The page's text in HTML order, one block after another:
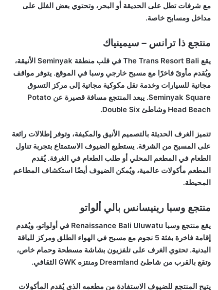
مع شرفات تطل على الحديقة أو البحر، وتحتوي بعض الفلل على
مداخل ومسابح خاصة.
منتجع ذا ترانس – سيمينياك
يقع The Trans Resort Bali في قلب منطقة Seminyak الأنيقة،
ويُقدم مأوىً فاخرًا مع مسبح خارجي وسبا في الموقع. يتوفر مواقف
مجانية للسيارات وخدمة نقل مكوكية مجانية إلى مركز التسوق
Seminyak Square. يبعد المنتجع مسافة قصيرة عن Potato
Head Beach وشاطئ Double Six.
تتميز الغرف الحديثة بالتصميم الأنيق والمكيفة، وتوفر إطلالات رائعة
على المسبح من الشرفة. يستطيع الضيوف الاستمتاع بتجربة تناول
الطعام في المطعم المحلي أو طلب الطعام في الغرفة. يُقدم
المطعم مأكولات عالمية، ويُمكن الضيوف أيضًا استكشاف المطاعم
المحيطة.
منتجع وسبا رينيسانس بالي ألواتو
يقع منتجع وسبا Renaissance Bali Uluwatu في أولواتو، ويُقدم
إقامة فاخرة بفئة 5 نجوم مع مسبح في الهواء الطلق ومركز للياقة
البدنية. تحتوي الغرف على تلفزيون بشاشة مسطحة وحمام خاص،
وتقع بالقرب من شاطئ Dreamland ومنتزه GWK الثقافي.
يتيح المنتجع للضيوف الاستفادة من مطعمه الذي يُقدم المأكولات